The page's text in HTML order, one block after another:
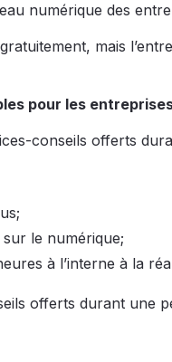
numérique des
mais
pour les
conseils offerts
le numérique;
à l’interne à la
offerts durant une